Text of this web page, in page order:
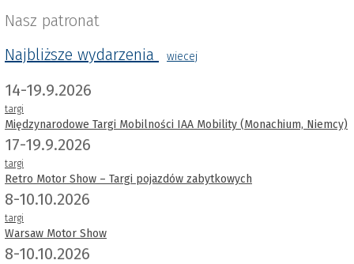
Nasz patronat
Najbliższe wydarzenia
wiecej
14-19.9.2026
targi
Międzynarodowe Targi Mobilności IAA Mobility (Monachium, Niemcy)
17-19.9.2026
targi
Retro Motor Show – Targi pojazdów zabytkowych
8-10.10.2026
targi
Warsaw Motor Show
8-10.10.2026